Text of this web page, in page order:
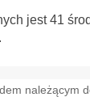
jest 41
należącym